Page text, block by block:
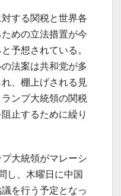
する関税と世界各
めの立法措置が今
予想されている。
法案は共和党が多
、棚上げされる見
ンプ大統領の関税
止するために繰り
大統領がマレーシ
し、木曜日に中国
を行う予定となっ